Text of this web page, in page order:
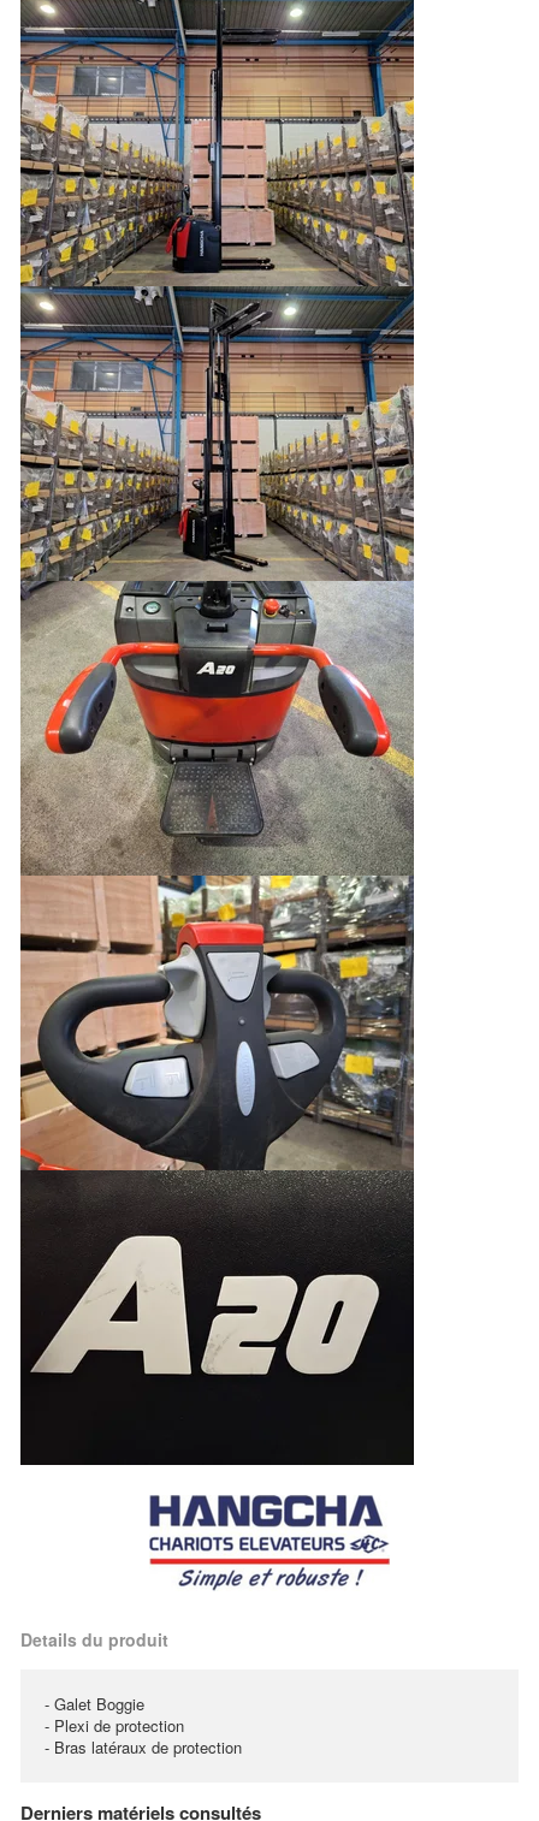
Details du produit
- Galet Boggie
- Plexi de protection
- Bras latéraux de protection
Derniers matériels consultés